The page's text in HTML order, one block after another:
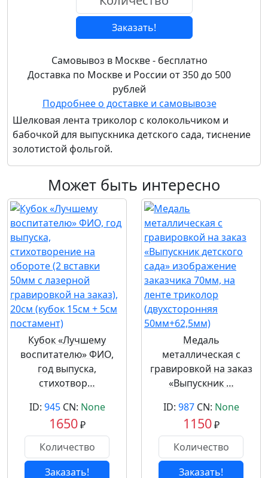
Заказать!
Самовывоз в Москве - бесплатно
Доставка по Москве и России от 350 до 500
рублей
Подробнее о доставке и самовывозе
Шелковая лента триколор с колокольчиком и
бабочкой для выпускника детского сада, тиснение
золотистой фольгой.
Может быть интересно
Кубок «Лучшему
воспитателю» ФИО,
год выпуска,
стихотвор…
ID: 945CN: None
1650₽
Заказать!
Медаль
металлическая с
гравировкой на заказ
«Выпускник …
ID: 987CN: None
1150₽
Заказать!